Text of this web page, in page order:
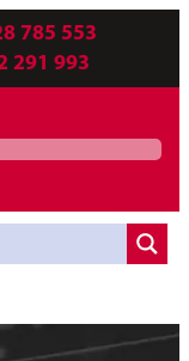
785 553
291 993